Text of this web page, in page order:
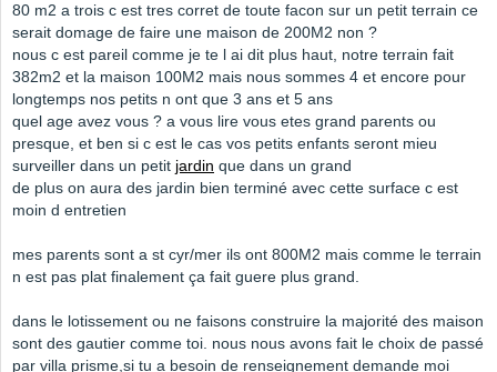
80 m2 a trois c est tres corret de toute facon sur un petit terrain ce
serait domage de faire une maison de 200M2 non ?
nous c est pareil comme je te l ai dit plus haut, notre terrain fait
382m2 et la maison 100M2 mais nous sommes 4 et encore pour
longtemps nos petits n ont que 3 ans et 5 ans
quel age avez vous ? a vous lire vous etes grand parents ou
presque, et ben si c est le cas vos petits enfants seront mieu
surveiller dans un petit jardin que dans un grand
de plus on aura des jardin bien terminé avec cette surface c est
moin d entretien
mes parents sont a st cyr/mer ils ont 800M2 mais comme le terrain
n est pas plat finalement ça fait guere plus grand.
dans le lotissement ou ne faisons construire la majorité des maison
sont des gautier comme toi. nous nous avons fait le choix de passé
par villa prisme,si tu a besoin de renseignement demande moi